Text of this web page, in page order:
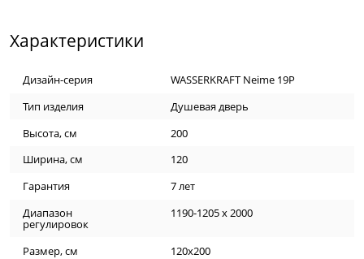
Характеристики
Дизайн-серия
WASSERKRAFT Neime 19P
Тип изделия
Душевая дверь
Высота, см
200
Ширина, см
120
Гарантия
7 лет
Диапазон
регулировок
1190-1205 x 2000
Размер, см
120х200